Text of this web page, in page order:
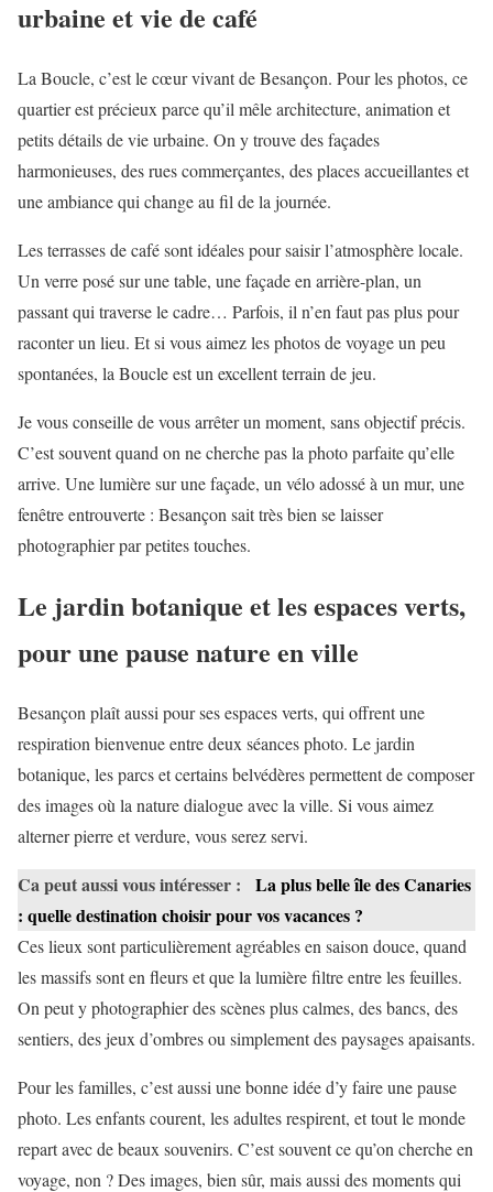
urbaine et vie de café
La Boucle, c’est le cœur vivant de Besançon. Pour les photos, ce
quartier est précieux parce qu’il mêle architecture, animation et
petits détails de vie urbaine. On y trouve des façades
harmonieuses, des rues commerçantes, des places accueillantes et
une ambiance qui change au fil de la journée.
Les terrasses de café sont idéales pour saisir l’atmosphère locale.
Un verre posé sur une table, une façade en arrière-plan, un
passant qui traverse le cadre… Parfois, il n’en faut pas plus pour
raconter un lieu. Et si vous aimez les photos de voyage un peu
spontanées, la Boucle est un excellent terrain de jeu.
Je vous conseille de vous arrêter un moment, sans objectif précis.
C’est souvent quand on ne cherche pas la photo parfaite qu’elle
arrive. Une lumière sur une façade, un vélo adossé à un mur, une
fenêtre entrouverte : Besançon sait très bien se laisser
photographier par petites touches.
Le jardin botanique et les espaces verts,
pour une pause nature en ville
Besançon plaît aussi pour ses espaces verts, qui offrent une
respiration bienvenue entre deux séances photo. Le jardin
botanique, les parcs et certains belvédères permettent de composer
des images où la nature dialogue avec la ville. Si vous aimez
alterner pierre et verdure, vous serez servi.
Ca peut aussi vous intéresser :
La plus belle île des Canaries
: quelle destination choisir pour vos vacances ?
Ces lieux sont particulièrement agréables en saison douce, quand
les massifs sont en fleurs et que la lumière filtre entre les feuilles.
On peut y photographier des scènes plus calmes, des bancs, des
sentiers, des jeux d’ombres ou simplement des paysages apaisants.
Pour les familles, c’est aussi une bonne idée d’y faire une pause
photo. Les enfants courent, les adultes respirent, et tout le monde
repart avec de beaux souvenirs. C’est souvent ce qu’on cherche en
voyage, non ? Des images, bien sûr, mais aussi des moments qui